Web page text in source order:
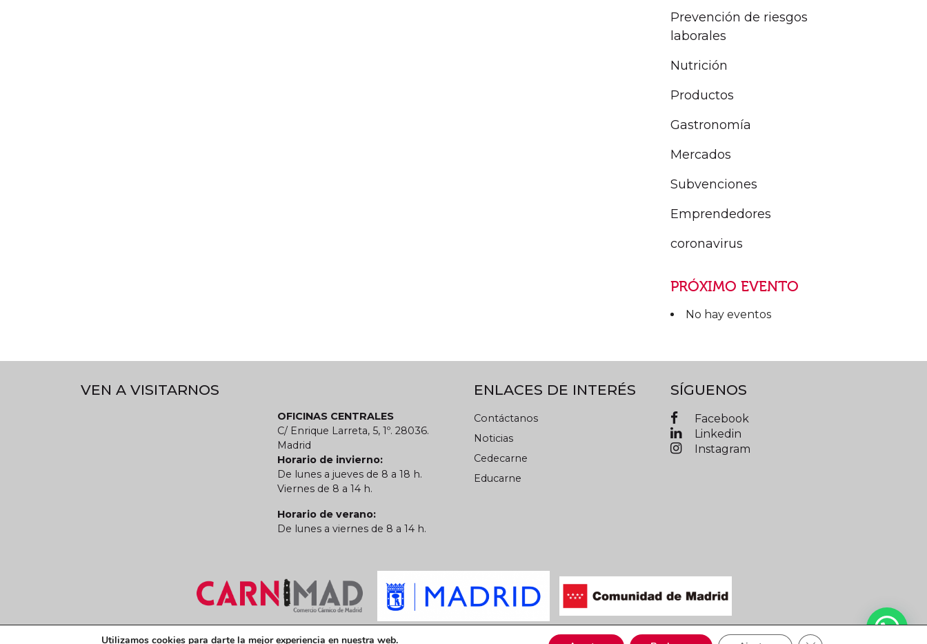
Prevención de riesgos
laborales
Nutrición
Productos
Gastronomía
Mercados
Subvenciones
Emprendedores
coronavirus
PRÓXIMO EVENTO
No hay eventos
VEN A VISITARNOS
OFICINAS CENTRALES
C/ Enrique Larreta, 5, 1º. 28036.
Madrid
Horario de invierno:
De lunes a jueves de 8 a 18 h.
Viernes de 8 a 14 h.
Horario de verano:
De lunes a viernes de 8 a 14 h.
ENLACES DE INTERÉS
Contáctanos
Noticias
Cedecarne
Educarne
SÍGUENOS
Facebook
Linkedin
Instagram
Términos y condiciones legales Política de privacidad Política de cookies CARNIMAD © 2019 Todos los derechos reservados
Utilizamos cookies para darte la mejor experiencia en nuestra web.